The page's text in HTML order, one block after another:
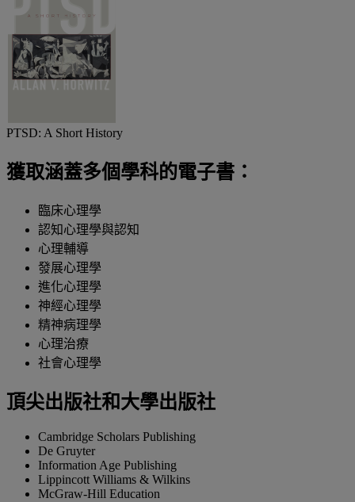
PTSD: A Short History
獲取涵蓋多個學科的電子書：
臨床心理學
認知心理學與認知
心理輔導
發展心理學
進化心理學
神經心理學
精神病理學
心理治療
社會心理學
頂尖出版社和大學出版社
Cambridge Scholars Publishing
De Gruyter
Information Age Publishing
Lippincott Williams & Wilkins
McGraw-Hill Education